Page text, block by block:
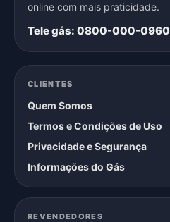
online com mais praticidade.
Tele gás: 0800-000-0960
CLIENTES
Quem Somos
Termos e Condições de Uso
Privacidade e Segurança
Informações do Gás
REVENDEDORES